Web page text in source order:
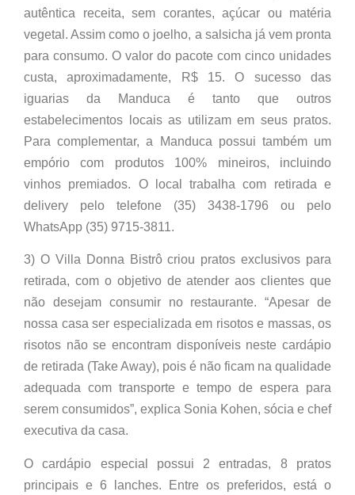
autêntica receita, sem corantes, açúcar ou matéria
vegetal. Assim como o joelho, a salsicha já vem pronta
para consumo. O valor do pacote com cinco unidades
custa, aproximadamente, R$ 15. O sucesso das
iguarias da Manduca é tanto que outros
estabelecimentos locais as utilizam em seus pratos.
Para complementar, a Manduca possui também um
empório com produtos 100% mineiros, incluindo
vinhos premiados. O local trabalha com retirada e
delivery pelo telefone (35) 3438-1796 ou pelo
WhatsApp (35) 9715-3811.
3) O Villa Donna Bistrô criou pratos exclusivos para
retirada, com o objetivo de atender aos clientes que
não desejam consumir no restaurante. “Apesar de
nossa casa ser especializada em risotos e massas, os
risotos não se encontram disponíveis neste cardápio
de retirada (Take Away), pois é não ficam na qualidade
adequada com transporte e tempo de espera para
serem consumidos”, explica Sonia Kohen, sócia e chef
executiva da casa.
O cardápio especial possui 2 entradas, 8 pratos
principais e 6 lanches. Entre os preferidos, está o